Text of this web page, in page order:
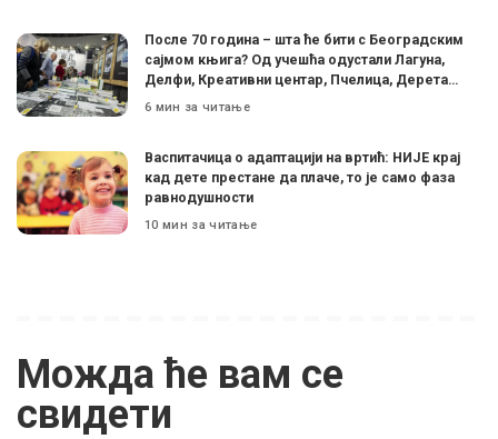
После 70 година – шта ће бити с Београдским
сајмом књига? Од учешћа одустали Лагуна,
Делфи, Креативни центар, Пчелица, Дерета…
6 мин за читање
Васпитачица о адаптацији на вртић: НИЈЕ крај
кад дете престане да плаче, то је само фаза
равнодушности
10 мин за читање
Можда ће вам се
свидети